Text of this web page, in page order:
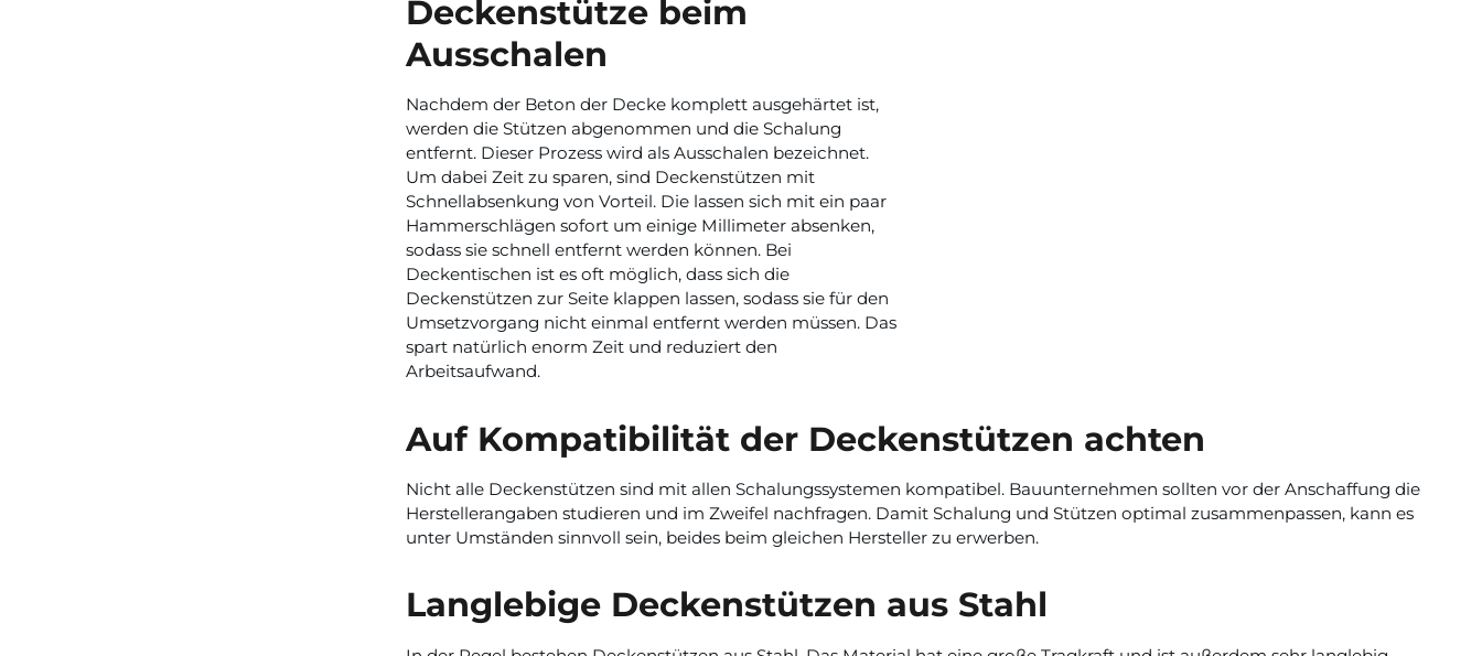
Deckenstütze beim
Ausschalen
Nachdem der Beton der Decke komplett ausgehärtet ist,
werden die Stützen abgenommen und die Schalung
entfernt. Dieser Prozess wird als Ausschalen bezeichnet.
Um dabei Zeit zu sparen, sind Deckenstützen mit
Schnellabsenkung von Vorteil. Die lassen sich mit ein paar
Hammerschlägen sofort um einige Millimeter absenken,
sodass sie schnell entfernt werden können. Bei
Deckentischen ist es oft möglich, dass sich die
Deckenstützen zur Seite klappen lassen, sodass sie für den
Umsetzvorgang nicht einmal entfernt werden müssen. Das
spart natürlich enorm Zeit und reduziert den
Arbeitsaufwand.
Auf Kompatibilität der Deckenstützen achten
Nicht alle Deckenstützen sind mit allen Schalungssystemen kompatibel. Bauunternehmen sollten vor der Anschaffung die
Herstellerangaben studieren und im Zweifel nachfragen. Damit Schalung und Stützen optimal zusammenpassen, kann es
unter Umständen sinnvoll sein, beides beim gleichen Hersteller zu erwerben.
Langlebige Deckenstützen aus Stahl